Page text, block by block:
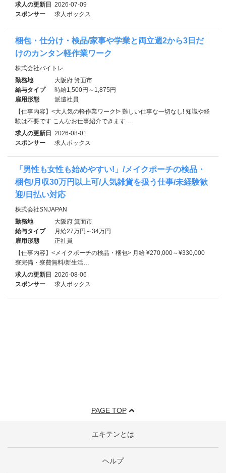
求人の更新日 2026-07-09
スポンサー
求人ボックス
梱包・仕分け・検品/家事や学業と両立週2から3日だ
けのカンタン軽作業ワーク
株式会社バイトレ
勤務地
大阪府 箕面市
給与タイプ
時給1,500円～1,875円
雇用形態
派遣社員
【仕事内容】<大人気の軽作業ワーク!> 難しい仕事な一切なし! 知識や経
験は不要です こんなお仕事紹介できます …
求人の更新日 2026-08-01
スポンサー
求人ボックス
「男性も女性も始めやすい!」/メイクポーチの検品・
梱包/月収30万円以上可/人気雑貨を扱う仕事/未経験歓
迎/日払い対応
株式会社SNJAPAN
勤務地
大阪府 箕面市
給与タイプ
月給27万円～34万円
雇用形態
正社員
【仕事内容】<メイクポーチの検品・梱包> 月給 ¥270,000～¥330,000
寮完備・寮費無料/新生活…
求人の更新日 2026-08-06
スポンサー
求人ボックス
PAGE TOP
エキテンとは
ヘルプ